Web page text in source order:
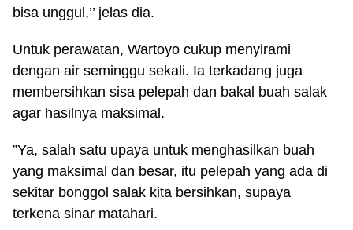
bisa unggul,’’ jelas dia.
Untuk perawatan, Wartoyo cukup menyirami
dengan air seminggu sekali. Ia terkadang juga
membersihkan sisa pelepah dan bakal buah salak
agar hasilnya maksimal.
”Ya, salah satu upaya untuk menghasilkan buah
yang maksimal dan besar, itu pelepah yang ada di
sekitar bonggol salak kita bersihkan, supaya
terkena sinar matahari.